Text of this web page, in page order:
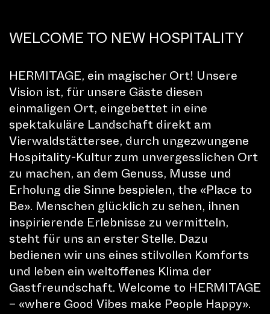
WELCOME TO NEW HOSPITALITY
HERMITAGE, ein magischer Ort! Unsere
Vision ist, für unsere Gäste diesen
einmaligen Ort, eingebettet in eine
spektakuläre Landschaft direkt am
Vierwaldstättersee, durch ungezwungene
Hospitality-Kultur zum unvergesslichen Ort
zu machen, an dem Genuss, Musse und
Erholung die Sinne bespielen, the «Place to
Be». Menschen glücklich zu sehen, ihnen
inspirierende Erlebnisse zu vermitteln,
steht für uns an erster Stelle. Dazu
bedienen wir uns eines stilvollen Komforts
und leben ein weltoffenes Klima der
Gastfreundschaft. Welcome to HERMITAGE
– «where Good Vibes make People Happy».
Wassershow „Breathe“ beim Casino
beim Löwendenkmal das Publikum
erneut verzaubert und in ihren Bann
gezogen.
PROGRAMM